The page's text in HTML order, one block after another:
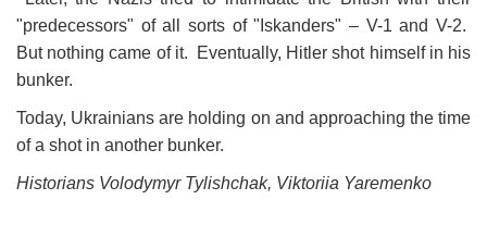
"predecessors" of all sorts of "Iskanders" – V-1 and V-2.
But nothing came of it. Eventually, Hitler shot himself in his
bunker.
Today, Ukrainians are holding on and approaching the time
of a shot in another bunker.
Historians Volodymyr Tylishchak, Viktoriia Yaremenko